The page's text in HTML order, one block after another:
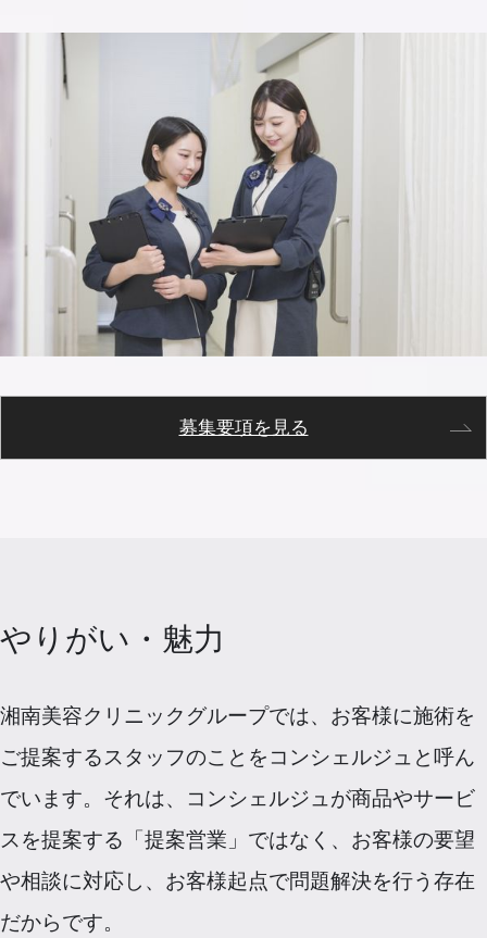
募集要項を見る
やりがい・魅力
湘南美容クリニックグループでは、お客様に施術を
ご提案するスタッフのことをコンシェルジュと呼ん
でいます。それは、コンシェルジュが商品やサービ
スを提案する「提案営業」ではなく、お客様の要望
や相談に対応し、お客様起点で問題解決を行う存在
だからです。